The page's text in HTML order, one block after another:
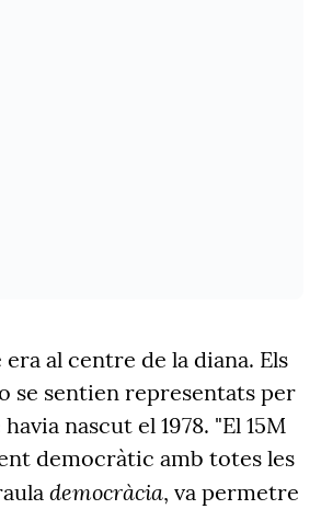
al centre de la diana. Els
se sentien representats per
nascut el 1978. "El 15M
democràtic amb totes les
democràcia, va permetre